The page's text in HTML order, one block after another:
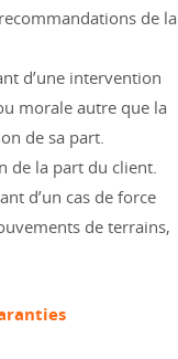
de la
d’une intervention
morale autre que la
de sa part.
de la part du client.
d’un cas de force
de terrains,